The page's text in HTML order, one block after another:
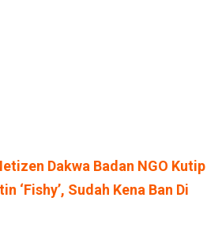
Dakwa Badan NGO Kutip
‘Fishy’, Sudah Kena Ban Di